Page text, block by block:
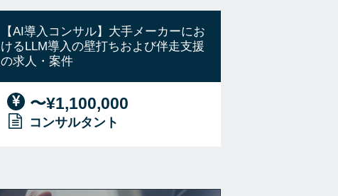
【AI導入コンサル】大手メーカーにお
けるLLM導入の壁打ちおよび伴走支援
の求人・案件
〜¥1,100,000
コンサルタント